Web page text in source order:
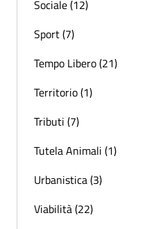
Sociale (12)
Sport (7)
Tempo Libero (21)
Territorio (1)
Tributi (7)
Tutela Animali (1)
Urbanistica (3)
Viabilità (22)